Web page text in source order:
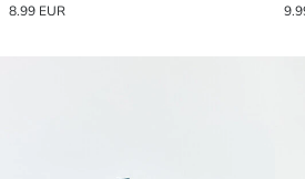
8.99 EUR